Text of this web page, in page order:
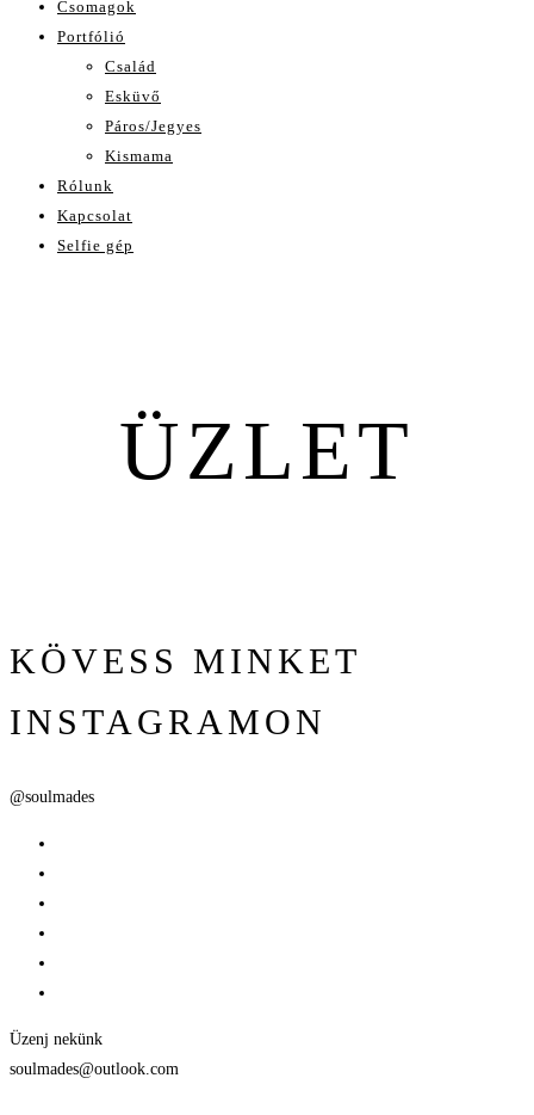
Csomagok
Portfólió
Család
Esküvő
Páros/Jegyes
Kismama
Rólunk
Kapcsolat
Selfie gép
ÜZLET
KÖVESS MINKET
INSTAGRAMON
@soulmades
Üzenj nekünk
soulmades@outlook.com